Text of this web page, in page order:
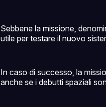
Sebbene la missione,
utile per testare il nuovo
In caso di successo, la
anche se i debutti spaziali